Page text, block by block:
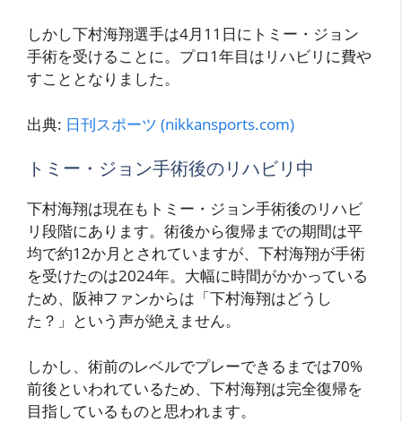
しかし下村海翔選手は4月11日にトミー・ジョン
手術を受けることに。プロ1年目はリハビリに費や
すこととなりました。
出典: 日刊スポーツ (nikkansports.com)
トミー・ジョン手術後のリハビリ中
下村海翔は現在もトミー・ジョン手術後のリハビ
リ段階にあります。術後から復帰までの期間は平
均で約12か月とされていますが、下村海翔が手術
を受けたのは2024年。大幅に時間がかかっている
ため、阪神ファンからは「下村海翔はどうし
た？」という声が絶えません。
しかし、術前のレベルでプレーできるまでは70%
前後といわれているため、下村海翔は完全復帰を
目指しているものと思われます。